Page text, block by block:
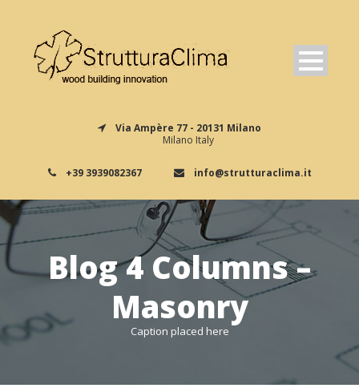
Via Ampère 77 - 20131 Milano
Milano Italy
+39 3939082367 info@strutturaclima.it
Blog 4 Columns –
Masonry
Caption placed here